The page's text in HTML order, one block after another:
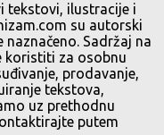
tekstovi, ilustracije i
su autorski
Sadržaj na
koristiti za osobnu
prodavanje,
tekstova,
uz prethodnu
putem